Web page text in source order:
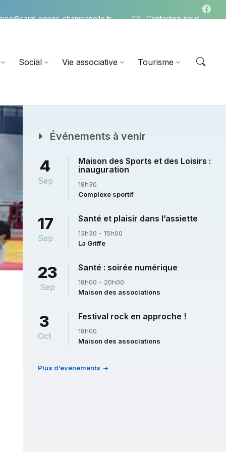
genes-champanelle.fr Contactez-nous
Social Vie associative Tourisme
Événements à venir
4
Sep
Maison des Sports et des Loisirs :
inauguration
18h30
Complexe sportif
17
Sep
Santé et plaisir dans l’assiette
13h30 - 15h00
La Griffe
23
Sep
Santé : soirée numérique
18h00 - 20h00
Maison des associations
3
Oct
Festival rock en approche !
18h00
Maison des associations
Plus d’évènements